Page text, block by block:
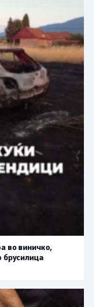
во виничко,
брусилица